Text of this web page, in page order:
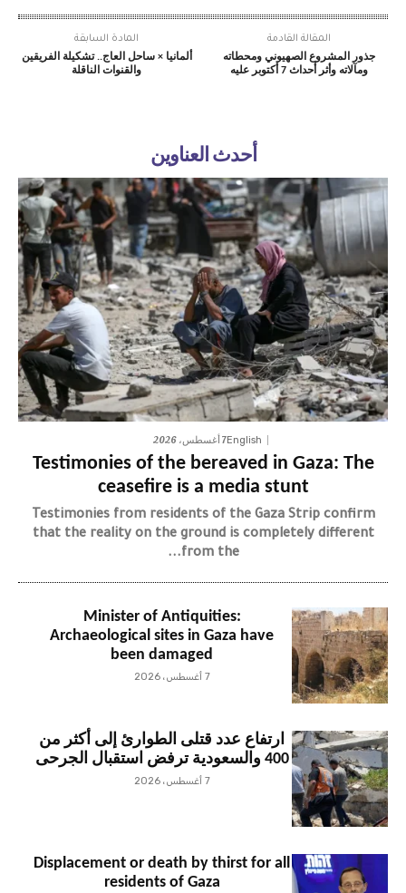
المادة السابقة
ألمانيا × ساحل العاج.. تشكيلة الفريقين
والقنوات الناقلة
المقالة القادمة
جذور المشروع الصهيوني ومحطاته
ومآلاته وأثر أحداث 7 أكتوبر عليه
أحدث العناوين
English7 أغسطس، 2026
Testimonies of the bereaved in Gaza: The
ceasefire is a media stunt
Testimonies from residents of the Gaza Strip confirm
that the reality on the ground is completely different
from the...
Minister of Antiquities:
Archaeological sites in Gaza have
been damaged
7 أغسطس، 2026
ارتفاع عدد قتلى الطوارئ إلى أكثر من
400 والسعودية ترفض استقبال الجرحى
7 أغسطس، 2026
Displacement or death by thirst for all
residents of Gaza